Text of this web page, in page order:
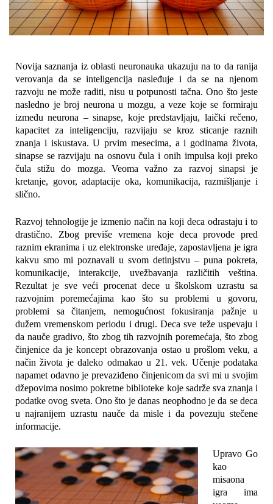
Novija saznanja iz oblasti neuronauka ukazuju na to da ranija
verovanja da se inteligencija nasleđuje i da se na njenom
razvoju ne može raditi, nisu u potpunosti tačna. Ono što jeste
nasledno je broj neurona u mozgu, a veze koje se formiraju
između neurona – sinapse, koje predstavljaju, laički rečeno,
kapacitet za inteligenciju, razvijaju se kroz sticanje raznih
znanja i iskustava. U prvim mesecima, a i godinama života,
sinapse se razvijaju na osnovu čula i onih impulsa koji preko
čula stižu do mozga. Veoma važno za razvoj sinapsi je
kretanje, govor, adaptacije oka, komunikacija, razmišljanje i
slično.
Razvoj tehnologije je izmenio način na koji deca odrastaju i to
drastično. Zbog previše vremena koje deca provode pred
raznim ekranima i uz elektronske uređaje, zapostavljena je igra
kakvu smo mi poznavali u svom detinjstvu – puna pokreta,
komunikacije, interakcije, uvežbavanja različitih veština.
Rezultat je sve veći procenat dece u školskom uzrastu sa
razvojnim poremećajima kao što su problemi u govoru,
problemi sa čitanjem, nemogućnost fokusiranja pažnje u
dužem vremenskom periodu i drugi. Deca sve teže uspevaju i
da nauče gradivo, što zbog tih razvojnih poremećaja, što zbog
činjenice da je koncept obrazovanja ostao u prošlom veku, a
način života je daleko odmakao u 21. vek. Učenje podataka
napamet odavno je prevaziđeno činjenicom da svi mi u svojim
džepovima nosimo pokretne biblioteke koje sadrže sva znanja i
podatke ovog sveta. Ono što je danas neophodno je da se deca
u najranijem uzrastu nauče da misle i da povezuju stečene
informacije.
Upravo Go
kao
misaona
igra ima